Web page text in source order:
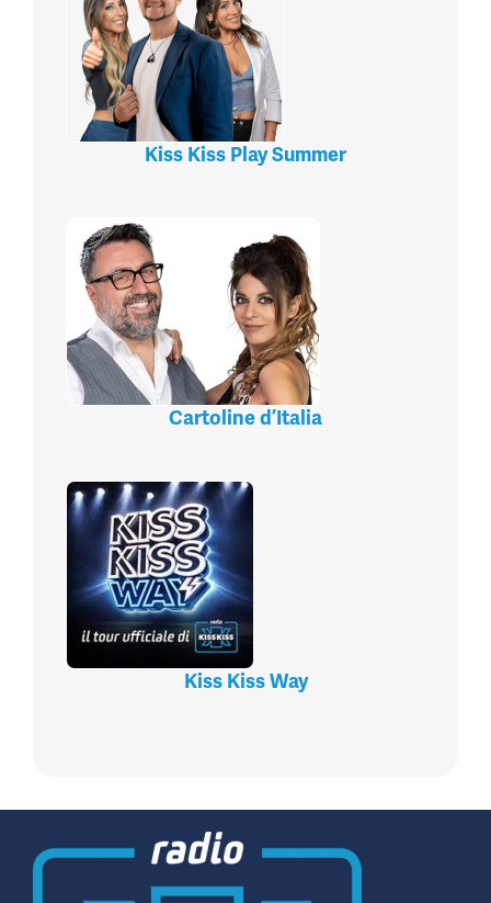
Kiss Kiss Play Summer
Cartoline d’Italia
Kiss Kiss Way